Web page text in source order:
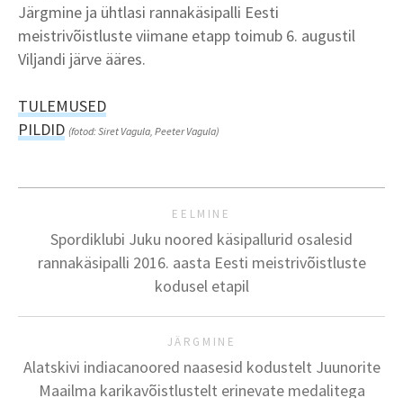
Järgmine ja ühtlasi rannakäsipalli Eesti
meistrivõistluste viimane etapp toimub 6. augustil
Viljandi järve ääres.
TULEMUSED
PILDID (fotod: Siret Vagula, Peeter Vagula)
EELMINE
Spordiklubi Juku noored käsipallurid osalesid
rannakäsipalli 2016. aasta Eesti meistrivõistluste
kodusel etapil
JÄRGMINE
Alatskivi indiacanoored naasesid kodustelt Juunorite
Maailma karikavõistlustelt erinevate medalitega